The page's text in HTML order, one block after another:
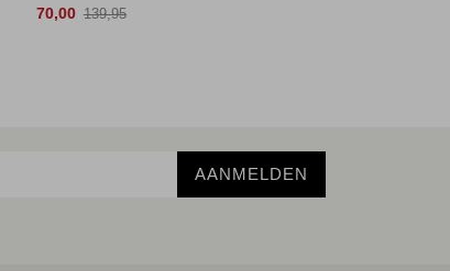
70,00 139,95
AANMELDEN